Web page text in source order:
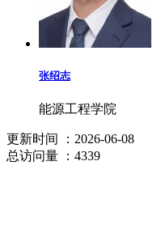
张绍志
能源工程学院
更新时间
：2026-06-08
总访问量 ：4339